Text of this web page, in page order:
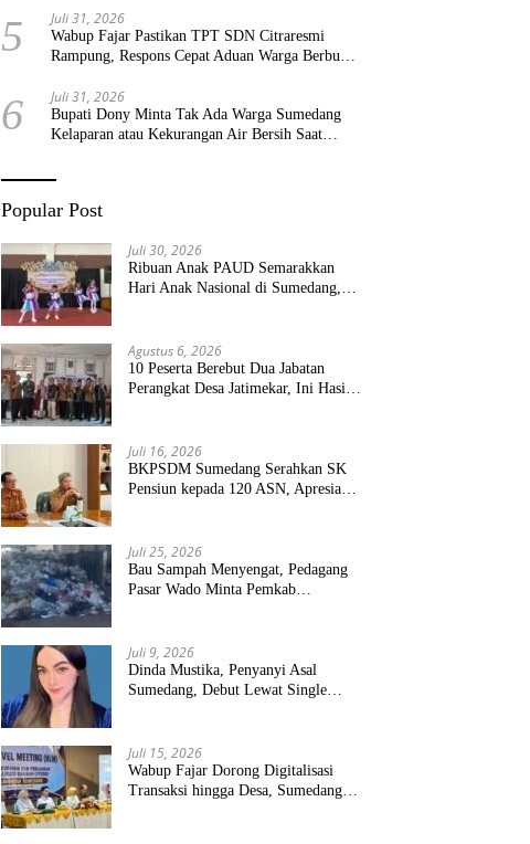
5 Juli 31, 2026
Wabup Fajar Pastikan TPT SDN Citraresmi
Rampung, Respons Cepat Aduan Warga Berbuah
6 Juli 31, 2026
Bupati Dony Minta Tak Ada Warga Sumedang
Kelaparan atau Kekurangan Air Bersih Saat
Popular Post
Juli 30, 2026
Ribuan Anak PAUD Semarakkan
Hari Anak Nasional di Sumedang,
Agustus 6, 2026
10 Peserta Berebut Dua Jabatan
Perangkat Desa Jatimekar, Ini Hasil
Juli 16, 2026
BKPSDM Sumedang Serahkan SK
Pensiun kepada 120 ASN, Apresiasi
Juli 25, 2026
Bau Sampah Menyengat, Pedagang
Pasar Wado Minta Pemkab
Juli 9, 2026
Dinda Mustika, Penyanyi Asal
Sumedang, Debut Lewat Single
Juli 15, 2026
Wabup Fajar Dorong Digitalisasi
Transaksi hingga Desa, Sumedang